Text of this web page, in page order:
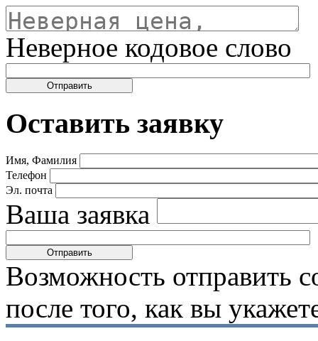
Неверное кодовое слово
Оставить заявку
Имя, Фамилия
Телефон
Эл. почта
Ваша заявка
Возможность отправить
после того, как вы